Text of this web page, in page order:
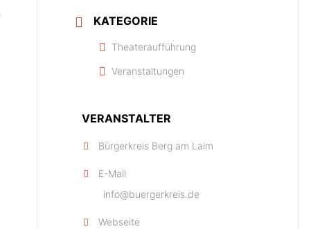
KATEGORIE
Theateraufführung
Veranstaltungen
VERANSTALTER
Bürgerkreis Berg am Laim
E-Mail
info@buergerkreis.de
Webseite